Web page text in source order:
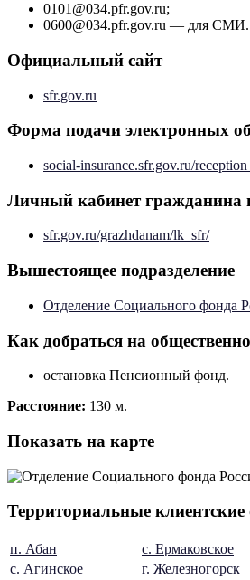
0101@034.pfr.gov.ru;
0600@034.pfr.gov.ru — для СМИ.
Официальный сайт
sfr.gov.ru
Форма подачи электронных
social-insurance.sfr.gov.ru/
Личный кабинет
sfr.gov.ru/grazhdanam/lk_sfr/
Вышестоящее подразделение
Отделение Социального фонда
Как добраться на
остановка Пенсионный фонд.
Расстояние: 130 м.
Показать на карте
Территориальные
п. Абан с. Ермаковское
с. Агинское
г. Железногорск